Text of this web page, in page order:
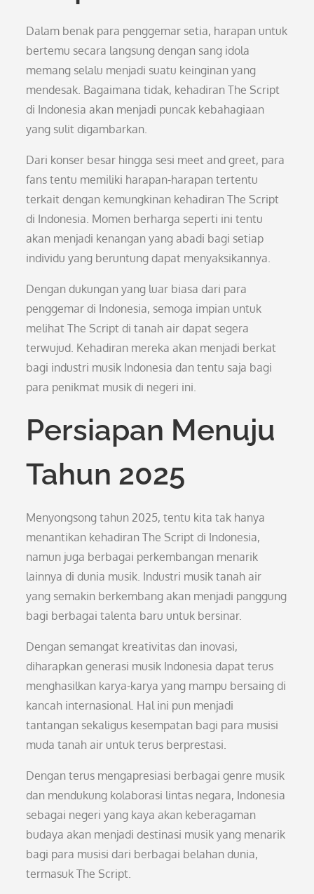
Dalam benak para penggemar setia, harapan untuk
bertemu secara langsung dengan sang idola
memang selalu menjadi suatu keinginan yang
mendesak. Bagaimana tidak, kehadiran The Script
di Indonesia akan menjadi puncak kebahagiaan
yang sulit digambarkan.
Dari konser besar hingga sesi meet and greet, para
fans tentu memiliki harapan-harapan tertentu
terkait dengan kemungkinan kehadiran The Script
di Indonesia. Momen berharga seperti ini tentu
akan menjadi kenangan yang abadi bagi setiap
individu yang beruntung dapat menyaksikannya.
Dengan dukungan yang luar biasa dari para
penggemar di Indonesia, semoga impian untuk
melihat The Script di tanah air dapat segera
terwujud. Kehadiran mereka akan menjadi berkat
bagi industri musik Indonesia dan tentu saja bagi
para penikmat musik di negeri ini.
Persiapan Menuju
Tahun 2025
Menyongsong tahun 2025, tentu kita tak hanya
menantikan kehadiran The Script di Indonesia,
namun juga berbagai perkembangan menarik
lainnya di dunia musik. Industri musik tanah air
yang semakin berkembang akan menjadi panggung
bagi berbagai talenta baru untuk bersinar.
Dengan semangat kreativitas dan inovasi,
diharapkan generasi musik Indonesia dapat terus
menghasilkan karya-karya yang mampu bersaing di
kancah internasional. Hal ini pun menjadi
tantangan sekaligus kesempatan bagi para musisi
muda tanah air untuk terus berprestasi.
Dengan terus mengapresiasi berbagai genre musik
dan mendukung kolaborasi lintas negara, Indonesia
sebagai negeri yang kaya akan keberagaman
budaya akan menjadi destinasi musik yang menarik
bagi para musisi dari berbagai belahan dunia,
termasuk The Script.